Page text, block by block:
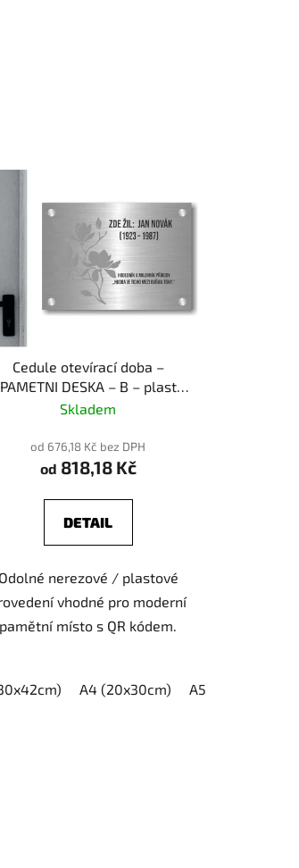
Cedule otevírací doba –
PAMETNI DESKA – B – plast
(piktogram)
Skladem
od 676,18 Kč bez DPH
od 818,18 Kč
DETAIL
Odolné nerezové / plastové
vhodné pro moderní
pamětní místo s QR kódem.
A4 (20x30cm) A5 (15x21cm)